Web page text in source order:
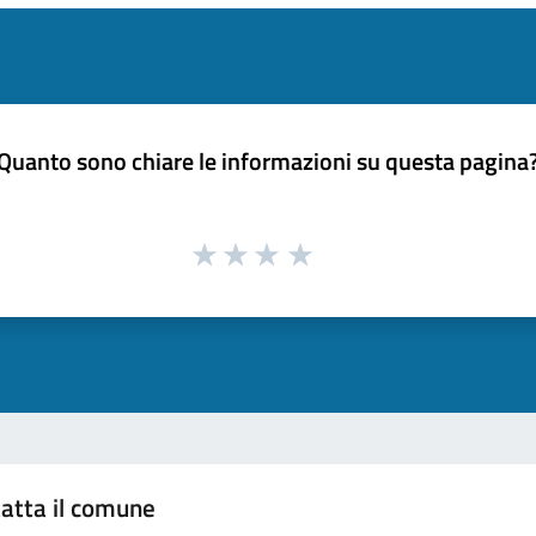
sono chiare le informazioni su questa
il comune